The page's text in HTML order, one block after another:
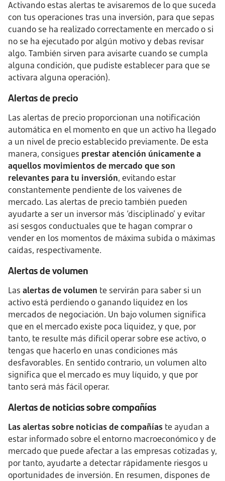
Activando estas alertas te avisaremos de lo que suceda
con tus operaciones tras una inversión, para que sepas
cuando se ha realizado correctamente en mercado o si
no se ha ejecutado por algún motivo y debas revisar
algo. También sirven para avisarte cuando se cumpla
alguna condición, que pudiste establecer para que se
activara alguna operación).
Alertas de precio
Las alertas de precio proporcionan una notificación
automática en el momento en que un activo ha llegado
a un nivel de precio establecido previamente. De esta
manera, consigues prestar atención únicamente a
aquellos movimientos de mercado que son
relevantes para tu inversión, evitando estar
constantemente pendiente de los vaivenes de
mercado. Las alertas de precio también pueden
ayudarte a ser un inversor más ‘disciplinado’ y evitar
así sesgos conductuales que te hagan comprar o
vender en los momentos de máxima subida o máximas
caídas, respectivamente.
Alertas de volumen
Las alertas de volumen te servirán para saber si un
activo está perdiendo o ganando liquidez en los
mercados de negociación. Un bajo volumen significa
que en el mercado existe poca liquidez, y que, por
tanto, te resulte más difícil operar sobre ese activo, o
tengas que hacerlo en unas condiciones más
desfavorables. En sentido contrario, un volumen alto
significa que el mercado es muy líquido, y que por
tanto será más fácil operar.
Alertas de noticias sobre compañías
Las alertas sobre noticias de compañías te ayudan a
estar informado sobre el entorno macroeconómico y de
mercado que puede afectar a las empresas cotizadas y,
por tanto, ayudarte a detectar rápidamente riesgos u
oportunidades de inversión. En resumen, dispones de